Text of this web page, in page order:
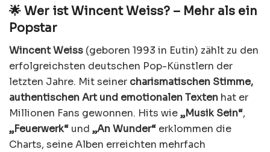
🌟 Wer ist Wincent Weiss? – Mehr als ein
Popstar
Wincent Weiss (geboren 1993 in Eutin) zählt zu den
erfolgreichsten deutschen Pop-Künstlern der
letzten Jahre. Mit seiner charismatischen Stimme,
authentischen Art und emotionalen Texten hat er
Millionen Fans gewonnen. Hits wie„Musik Sein“,
„Feuerwerk“ und „An Wunder“ erklommen die
Charts, seine Alben erreichten mehrfach